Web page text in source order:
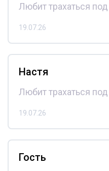
Любит трахаться
19.07.26
Настя
Любит трахаться
19.07.26
Гость